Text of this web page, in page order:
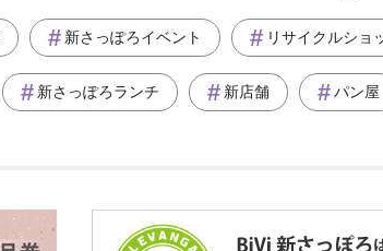
新さっぽろイベント リサイクルショ
新さっぽろランチ 新店舗 パン屋